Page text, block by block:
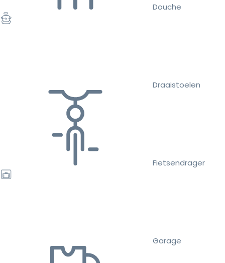
Douche
Draaistoelen
Fietsendrager
Garage